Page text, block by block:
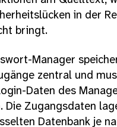
in der
bringt.
Manager
zentral und
Daten des
Die Zugangsdaten
Datenbank je